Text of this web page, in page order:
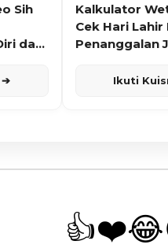
Sih
dan
➔
Kalkulator
Cek Hari
Penanggalan
Ikuti
👍❤️😂